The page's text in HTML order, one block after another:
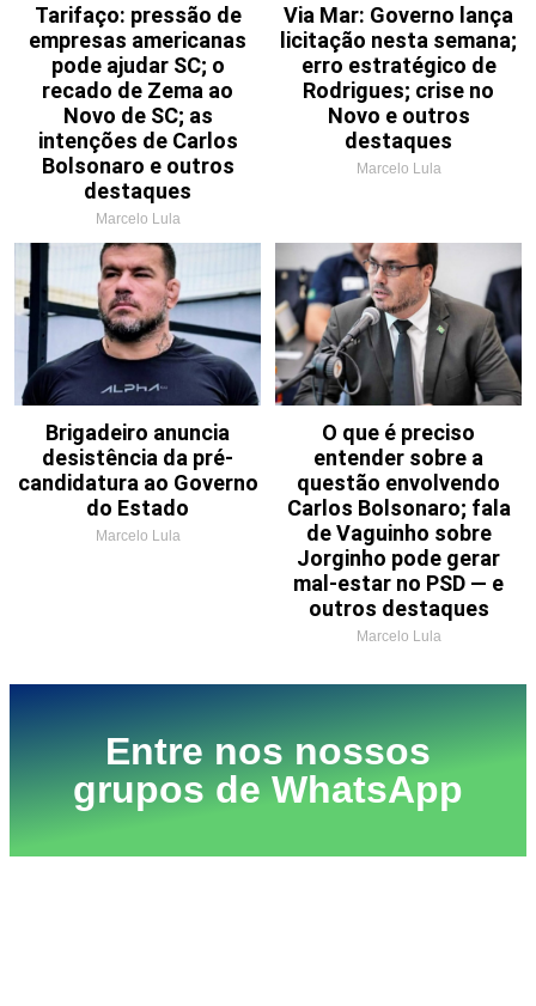
Tarifaço: pressão de
empresas americanas
pode ajudar SC; o
recado de Zema ao
Novo de SC; as
intenções de Carlos
Bolsonaro e outros
destaques
Marcelo Lula
Via Mar: Governo lança
licitação nesta semana;
erro estratégico de
Rodrigues; crise no
Novo e outros
destaques
Marcelo Lula
Brigadeiro anuncia
desistência da pré-
candidatura ao Governo
do Estado
Marcelo Lula
O que é preciso
entender sobre a
questão envolvendo
Carlos Bolsonaro; fala
de Vaguinho sobre
Jorginho pode gerar
mal-estar no PSD — e
outros destaques
Marcelo Lula
Entre nos nossos
grupos de WhatsApp